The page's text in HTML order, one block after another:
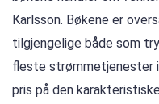
Karlsson. Bøkene er
tilgjengelige både som
fleste strømmetjenester
pris på den